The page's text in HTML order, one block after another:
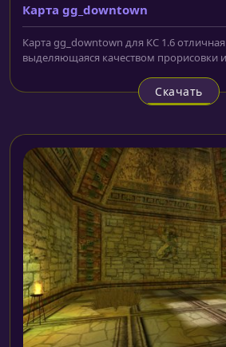
Карта gg_downtown
Карта gg_downtown для КС 1.6
выделяющаяся качеством прорисовки
Скачать